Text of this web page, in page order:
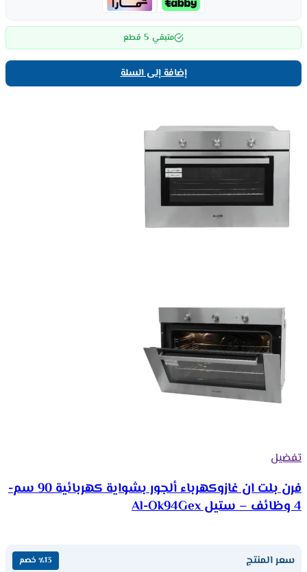
متبقي 5 قطع
إضافة إلى السلة
تفضيل
فرن بلت ان غازوكهرباء ألجور بشواية كهربائية 90 سم-
4 وظائف – ستيل Al-Ok94Gex
سعر المنتج ٪13 خصم